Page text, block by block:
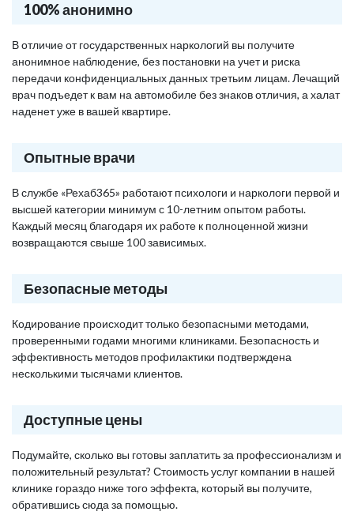
100% анонимно
В отличие от государственных наркологий вы получите
анонимное наблюдение, без постановки на учет и риска
передачи конфиденциальных данных третьим лицам. Лечащий
врач подъедет к вам на автомобиле без знаков отличия, а халат
наденет уже в вашей квартире.
Опытные врачи
В службе «Рехаб365» работают психологи и наркологи первой и
высшей категории минимум с 10-летним опытом работы.
Каждый месяц благодаря их работе к полноценной жизни
возвращаются свыше 100 зависимых.
Безопасные методы
Кодирование происходит только безопасными методами,
проверенными годами многими клиниками. Безопасность и
эффективность методов профилактики подтверждена
несколькими тысячами клиентов.
Доступные цены
Подумайте, сколько вы готовы заплатить за профессионализм и
положительный результат? Стоимость услуг компании в нашей
клинике гораздо ниже того эффекта, который вы получите,
обратившись сюда за помощью.